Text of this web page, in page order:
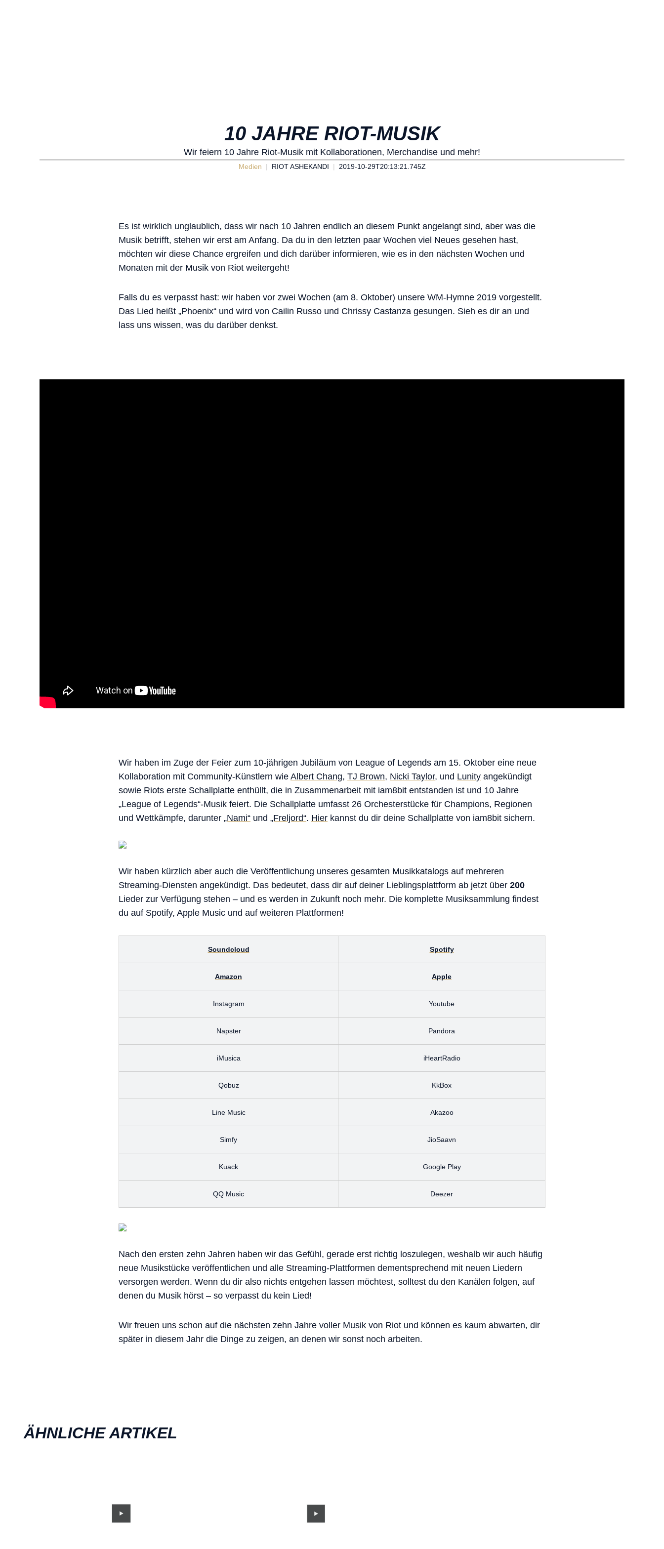
10 JAHRE RIOT-MUSIK
Wir feiern 10 Jahre Riot-Musik mit Kollaborationen, Merchandise und mehr!
Medien RIOT ASHEKANDI 2019-10-29T20:13:21.745Z
Es ist wirklich unglaublich, dass wir nach 10 Jahren endlich an diesem Punkt angelangt sind, aber was die
Musik betrifft, stehen wir erst am Anfang. Da du in den letzten paar Wochen viel Neues gesehen hast,
möchten wir diese Chance ergreifen und dich darüber informieren, wie es in den nächsten Wochen und
Monaten mit der Musik von Riot weitergeht!
Falls du es verpasst hast: wir haben vor zwei Wochen (am 8. Oktober) unsere WM-Hymne 2019 vorgestellt.
Das Lied heißt „Phoenix“ und wird von Cailin Russo und Chrissy Castanza gesungen. Sieh es dir an und
lass uns wissen, was du darüber denkst.
Wir haben im Zuge der Feier zum 10-jährigen Jubiläum von League of Legends am 15. Oktober eine neue
Kollaboration mit Community-Künstlern wie Albert Chang, TJ Brown, Nicki Taylor, und Lunity angekündigt
sowie Riots erste Schallplatte enthüllt, die in Zusammenarbeit mit iam8bit entstanden ist und 10 Jahre
„League of Legends“-Musik feiert. Die Schallplatte umfasst 26 Orchesterstücke für Champions, Regionen
und Wettkämpfe, darunter „Nami“ und „Freljord“. Hier kannst du dir deine Schallplatte von iam8bit sichern.
Wir haben kürzlich aber auch die Veröffentlichung unseres gesamten Musikkatalogs auf mehreren
Streaming-Diensten angekündigt. Das bedeutet, dass dir auf deiner Lieblingsplattform ab jetzt über 200
Lieder zur Verfügung stehen – und es werden in Zukunft noch mehr. Die komplette Musiksammlung findest
du auf Spotify, Apple Music und auf weiteren Plattformen!
Soundcloud Spotify
Amazon Apple
Instagram Youtube
Napster Pandora
iMusica iHeartRadio
Qobuz KkBox
Line Music Akazoo
Simfy JioSaavn
Kuack Google Play
QQ Music Deezer
Nach den ersten zehn Jahren haben wir das Gefühl, gerade erst richtig loszulegen, weshalb wir auch häufig
neue Musikstücke veröffentlichen und alle Streaming-Plattformen dementsprechend mit neuen Liedern
versorgen werden. Wenn du dir also nichts entgehen lassen möchtest, solltest du den Kanälen folgen, auf
denen du Musik hörst – so verpasst du kein Lied!
Wir freuen uns schon auf die nächsten zehn Jahre voller Musik von Riot und können es kaum abwarten, dir
später in diesem Jahr die Dinge zu zeigen, an denen wir sonst noch arbeiten.
ÄHNLICHE ARTIKEL